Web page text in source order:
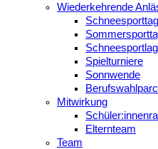
Wiederkehrende
Schneesporttag
Spielturniere
Sonnwende
Mitwirkung
Elternteam
Team